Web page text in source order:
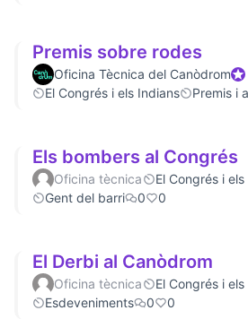
Premis sobre rodes
Oficina Tècnica del Canòdrom
El Congrés i els Indians
Premis i
Els bombers al Congrés
Oficina tècnica
El Congrés i
Gent del barri
0 0
El Derbi al Canòdrom
Oficina tècnica
El Congrés i
Esdeveniments
0 0